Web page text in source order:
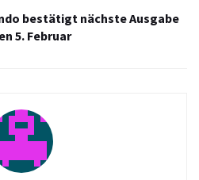
bestätigt nächste Ausgabe
5. Februar